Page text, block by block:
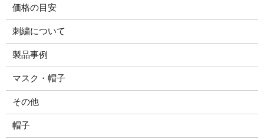
価格の目安
刺繍について
製品事例
マスク・帽子
その他
帽子